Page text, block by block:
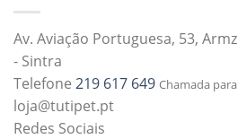
Av. Aviação Portuguesa, 53,
- Sintra
Telefone 219 617 649 Chamada
loja@tutipet.pt
Redes Sociais